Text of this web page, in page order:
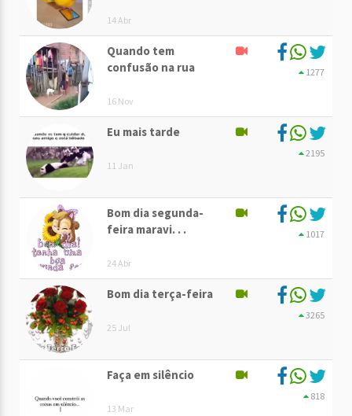
14 Abr
Quando tem
confusão na rua
16 Nov
1277
Eu mais tarde
11 Jan
2195
Bom dia segunda-
feira maravi. . .
24 Abr
1017
Bom dia terça-feira
25 Jul
3265
Faça em silêncio
13 Mar
818